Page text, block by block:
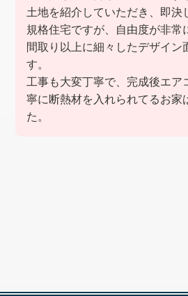
土地を紹介していただき、即決
規格住宅ですが、自由度が非常
間取り以上に細々したデザイ
す。
工事も大変丁寧で、完成後エ
寧に断熱材を入れられてるお家
た。